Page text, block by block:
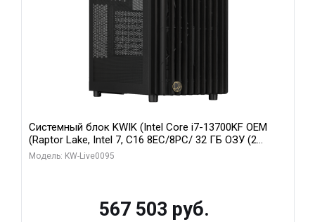
Системный блок KWIK (Intel Core i7-13700KF OEM
(Raptor Lake, Intel 7, C16 8EC/8PC/ 32 ГБ ОЗУ (2
модуля)/ Afox RTX4090 24GB GDDR6X 384-Bit 3xDP
Модель: KW-Live0095
567 503 руб.